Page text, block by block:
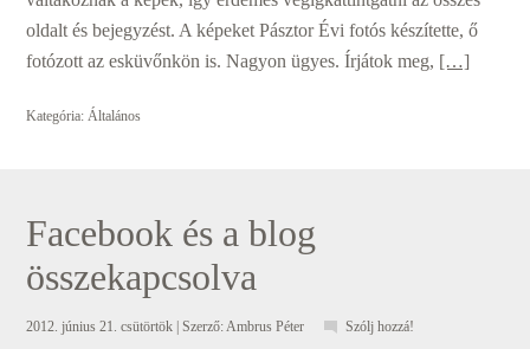
oldalt és bejegyzést. A képeket Pásztor Évi fotós készítette, ő
fotózott az esküvőnkön is. Nagyon ügyes. Írjátok meg, […]
Kategória:Általános
Facebook és a blog
összekapcsolva
2012. június 21. csütörtök | Szerző: Ambrus Péter Szólj hozzá!